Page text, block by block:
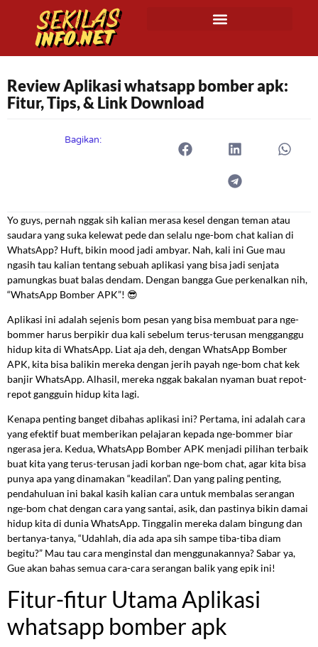
Review Aplikasi whatsapp bomber apk:
Fitur, Tips, & Link Download
Bagikan:
Yo guys, pernah nggak sih kalian merasa kesel dengan teman atau
saudara yang suka kelewat pede dan selalu nge-bom chat kalian di
WhatsApp? Huft, bikin mood jadi ambyar. Nah, kali ini Gue mau
ngasih tau kalian tentang sebuah aplikasi yang bisa jadi senjata
pamungkas buat balas dendam. Dengan bangga Gue perkenalkan nih,
“WhatsApp Bomber APK”! 😎
Aplikasi ini adalah sejenis bom pesan yang bisa membuat para nge-
bommer harus berpikir dua kali sebelum terus-terusan mengganggu
hidup kita di WhatsApp. Liat aja deh, dengan WhatsApp Bomber
APK, kita bisa balikin mereka dengan jerih payah nge-bom chat kek
banjir WhatsApp. Alhasil, mereka nggak bakalan nyaman buat repot-
repot gangguin hidup kita lagi.
Kenapa penting banget dibahas aplikasi ini? Pertama, ini adalah cara
yang efektif buat memberikan pelajaran kepada nge-bommer biar
ngerasa jera. Kedua, WhatsApp Bomber APK menjadi pilihan terbaik
buat kita yang terus-terusan jadi korban nge-bom chat, agar kita bisa
punya apa yang dinamakan “keadilan”. Dan yang paling penting,
pendahuluan ini bakal kasih kalian cara untuk membalas serangan
nge-bom chat dengan cara yang santai, asik, dan pastinya bikin damai
hidup kita di dunia WhatsApp. Tinggalin mereka dalam bingung dan
bertanya-tanya, “Udahlah, dia ada apa sih sampe tiba-tiba diam
begitu?” Mau tau cara menginstal dan menggunakannya? Sabar ya,
Gue akan bahas semua cara-cara serangan balik yang epik ini!
Fitur-fitur Utama Aplikasi
whatsapp bomber apk